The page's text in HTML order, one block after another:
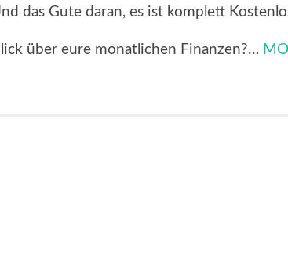
das Gute daran, es ist komplett
über eure monatlichen Finanzen?…